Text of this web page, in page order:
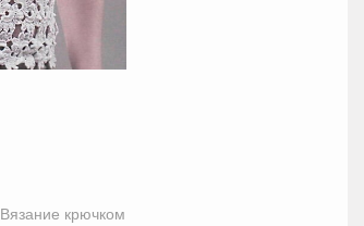
Вязание крючком